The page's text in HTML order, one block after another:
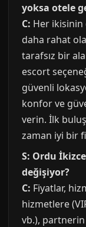
yoksa otele
C: Her ikisinin
daha rahat
tarafsız bir
escort
güvenli
konfor ve
verin. İlk
zaman iyi bir
S: Ordu
değişiyor?
C: Fiyatlar,
hizmetlere
vb.),